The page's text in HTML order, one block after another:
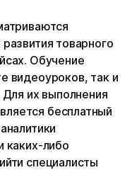
товарного
Обучение
видеоуроков, так и
их выполнения
бесплатный
каких-либо
специалисты